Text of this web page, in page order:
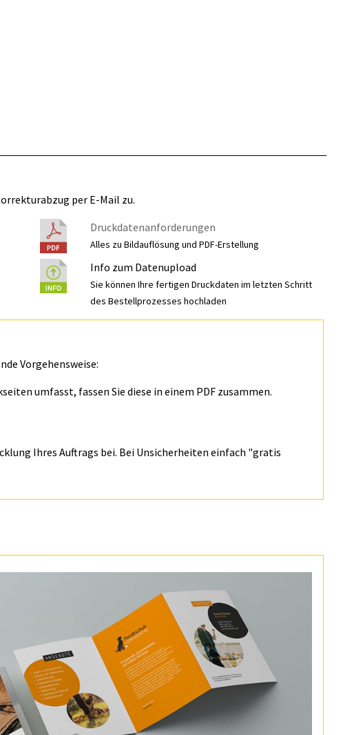
per E-Mail zu.
Druckdatenanforderungen
Alles zu Bildauflösung und PDF-Erstellung
Info zum Datenupload
Sie können Ihre fertigen Druckdaten im letzten Schritt
des Bestellprozesses hochladen
Vorgehensweise:
umfasst, fassen Sie diese in einem PDF zusammen.
Ihres Auftrags bei. Bei Unsicherheiten einfach "gratis